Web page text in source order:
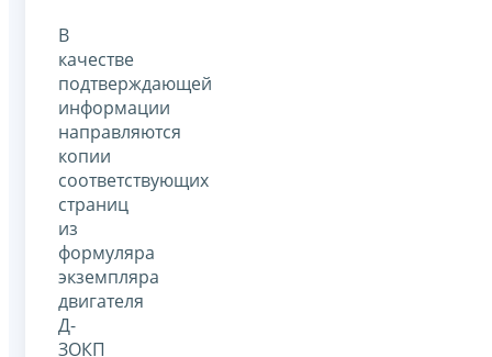
В
качестве
подтверждающей
информации
направляются
копии
соответствующих
страниц
из
формуляра
экземпляра
двигателя
Д-
ЗОКП